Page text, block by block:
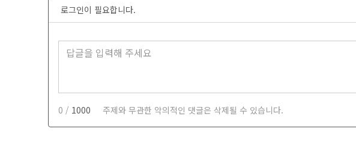
로그인이 필요합니다.
0 / 1000 주제와 무관한 악의적인 댓글은 삭제될 수 있습니다.